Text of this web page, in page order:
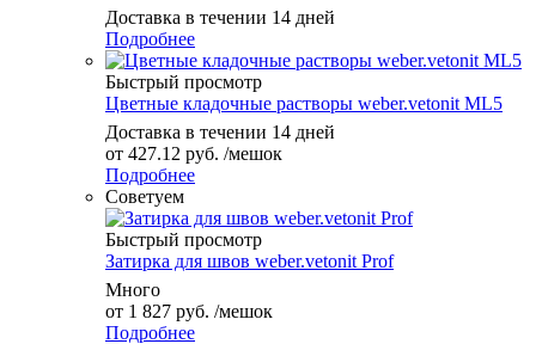
Доставка в течении 14 дней
Подробнее
Быстрый просмотр
Цветные кладочные растворы weber.vetonit ML5
Доставка в течении 14 дней
от 427.12 руб. /мешок
Подробнее
Советуем
Быстрый просмотр
Затирка для швов weber.vetonit Prof
Много
от 1 827 руб. /мешок
Подробнее